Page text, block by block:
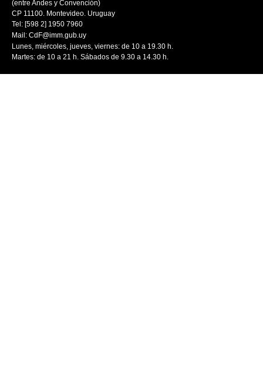
(entre Andes y Convención)
CP 11100. Montevideo. Uruguay
Tel: [598 2] 1950 7960
Mail: CdF@imm.gub.uy
Lunes, miércoles, jueves, viernes: de 10 a 19.30 h.
Martes: de 10 a 21 h. Sábados de 9.30 a 14.30 h.